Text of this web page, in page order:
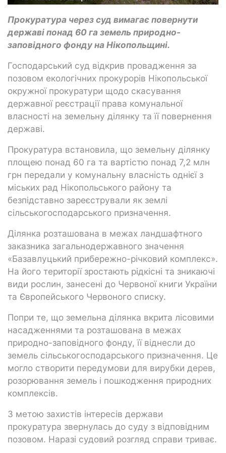
Прокуратура через суд вимагає повернути
державі понад 60 га земель природно-
заповідного фонду на Нікопольщині.
Господарський суд відкрив провадження за
позовом екологічних прокурорів Нікопольської
окружної прокуратури щодо скасування
державної реєстрації права комунальної
власності на земельну ділянку та її повернення
державі.
Прокуратура встановила, що земельну ділянку
площею понад 60 га та вартістю понад 7,2 млн
грн передали у комунальну власність однієї з
міських рад Нікопольського району та
безпідставно зареєстрували як землі
сільськогосподарського призначення.
Ділянка розташована в межах ландшафтного
заказника загальнодержавного значення
«Базавлуцький прибережно-річковий комплекс».
На його території зростають рідкісні та зникаючі
види рослин, занесені до Червоної книги України
та Європейського Червоного списку.
Попри те, що земельна ділянка вкрита лісовими
насадженнями та розташована в межах
природно-заповідного фонду, її віднесли до
земель сільськогосподарського призначення. Це
могло створити передумови для вирубки дерев,
розорювання земель і пошкодження природних
комплексів.
З метою захистів інтересів держави
прокуратура звернулась до суду з відповідним
позовом. Наразі судовий розгляд справи триває.